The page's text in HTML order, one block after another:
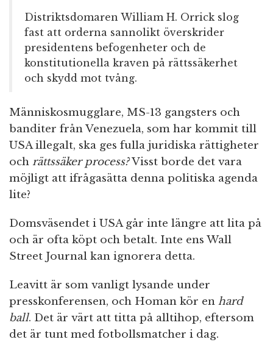
Distriktsdomaren William H. Orrick slog
fast att orderna sannolikt överskrider
presidentens befogenheter och de
konstitutionella kraven på rättssäkerhet
och skydd mot tvång.
Människosmugglare, MS-13 gangsters och
banditer från Venezuela, som har kommit till
USA illegalt, ska ges fulla juridiska rättigheter
och rättssäker process?Visst borde det vara
möjligt att ifrågasätta denna politiska agenda
lite?
Domsväsendet i USA går inte längre att lita på
och är ofta köpt och betalt. Inte ens Wall
Street Journal kan ignorera detta.
Leavitt är som vanligt lysande under
presskonferensen, och Homan kör en hard
ball. Det är värt att titta på alltihop, eftersom
det är tunt med fotbollsmatcher i dag.